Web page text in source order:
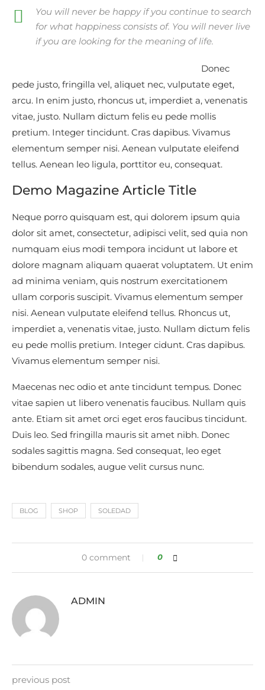
You will never be happy if you continue to search
for what happiness consists of. You will never live
if you are looking for the meaning of life.
Donec
pede justo, fringilla vel, aliquet nec, vulputate eget,
arcu. In enim justo, rhoncus ut, imperdiet a, venenatis
vitae, justo. Nullam dictum felis eu pede mollis
pretium. Integer tincidunt. Cras dapibus. Vivamus
elementum semper nisi. Aenean vulputate eleifend
tellus. Aenean leo ligula, porttitor eu, consequat.
Demo Magazine Article Title
Neque porro quisquam est, qui dolorem ipsum quia
dolor sit amet, consectetur, adipisci velit, sed quia non
numquam eius modi tempora incidunt ut labore et
dolore magnam aliquam quaerat voluptatem. Ut enim
ad minima veniam, quis nostrum exercitationem
ullam corporis suscipit. Vivamus elementum semper
nisi. Aenean vulputate eleifend tellus. Rhoncus ut,
imperdiet a, venenatis vitae, justo. Nullam dictum felis
eu pede mollis pretium. Integer cidunt. Cras dapibus.
Vivamus elementum semper nisi.
Maecenas nec odio et ante tincidunt tempus. Donec
vitae sapien ut libero venenatis faucibus. Nullam quis
ante. Etiam sit amet orci eget eros faucibus tincidunt.
Duis leo. Sed fringilla mauris sit amet nibh. Donec
sodales sagittis magna. Sed consequat, leo eget
bibendum sodales, augue velit cursus nunc.
BLOG SHOP SOLEDAD
0 comment 0
ADMIN
previous post